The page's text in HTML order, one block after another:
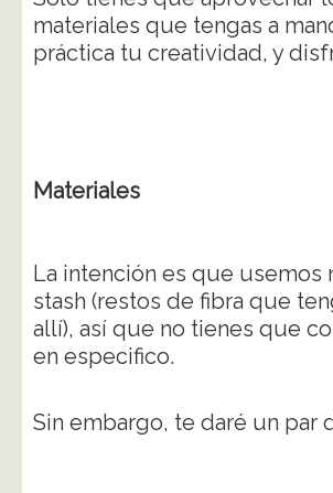
materiales que tengas a
práctica tu creatividad, y
Materiales
La intención es que usemos
stash (restos de fibra que
allí), así que no tienes que
en especifico.
Sin embargo, te daré un par